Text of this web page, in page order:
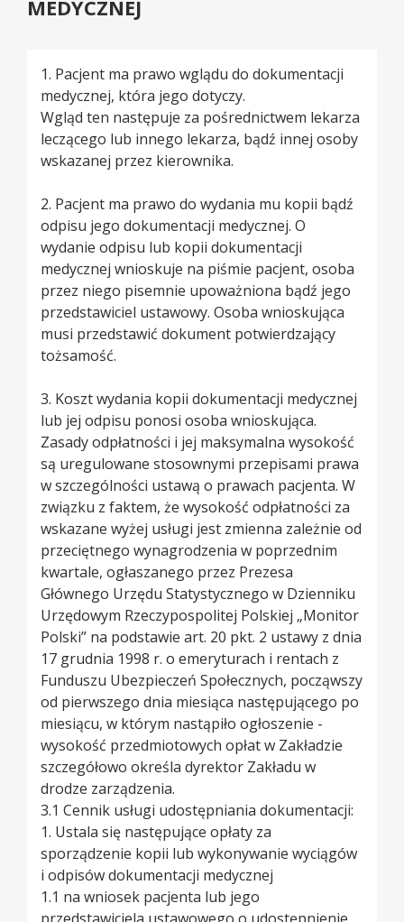
MEDYCZNEJ
1. Pacjent ma prawo wglądu do dokumentacji
medycznej, która jego dotyczy.
Wgląd ten następuje za pośrednictwem lekarza
leczącego lub innego lekarza, bądź innej osoby
wskazanej przez kierownika.
2. Pacjent ma prawo do wydania mu kopii bądź
odpisu jego dokumentacji medycznej. O
wydanie odpisu lub kopii dokumentacji
medycznej wnioskuje na piśmie pacjent, osoba
przez niego pisemnie upoważniona bądź jego
przedstawiciel ustawowy. Osoba wnioskująca
musi przedstawić dokument potwierdzający
tożsamość.
3. Koszt wydania kopii dokumentacji medycznej
lub jej odpisu ponosi osoba wnioskująca.
Zasady odpłatności i jej maksymalna wysokość
są uregulowane stosownymi przepisami prawa
w szczególności ustawą o prawach pacjenta. W
związku z faktem, że wysokość odpłatności za
wskazane wyżej usługi jest zmienna zależnie od
przeciętnego wynagrodzenia w poprzednim
kwartale, ogłaszanego przez Prezesa
Głównego Urzędu Statystycznego w Dzienniku
Urzędowym Rzeczypospolitej Polskiej „Monitor
Polski” na podstawie art. 20 pkt. 2 ustawy z dnia
17 grudnia 1998 r. o emeryturach i rentach z
Funduszu Ubezpieczeń Społecznych, począwszy
od pierwszego dnia miesiąca następującego po
miesiącu, w którym nastąpiło ogłoszenie -
wysokość przedmiotowych opłat w Zakładzie
szczegółowo określa dyrektor Zakładu w
drodze zarządzenia.
3.1 Cennik usługi udostępniania dokumentacji:
1. Ustala się następujące opłaty za
sporządzenie kopii lub wykonywanie wyciągów
i odpisów dokumentacji medycznej
1.1 na wniosek pacjenta lub jego